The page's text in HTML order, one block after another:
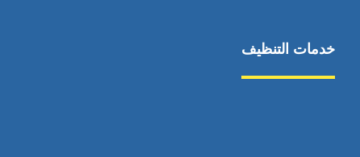
خدمات التنظيف